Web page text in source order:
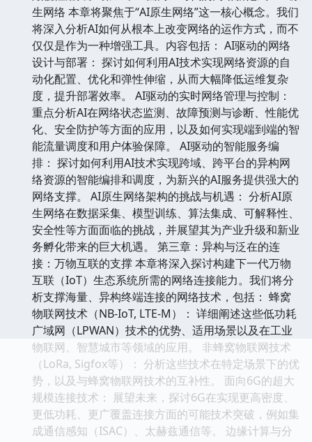
生网络 本章将聚焦于“AI原生网络”这一核心概念。我们
将深入分析AI如何从根本上改变网络的运作方式，而不
仅仅是作为一种增强工具。内容包括： AI驱动的网络
设计与部署： 探讨如何利用AI技术实现网络资源的自
动化配置、优化和弹性伸缩，从而大幅降低运维复杂
度，提升部署效率。 AI驱动的实时网络管理与控制：
重点分析AI在网络状态监测、故障预测与诊断、性能优
化、安全防护等方面的应用，以及如何实现端到端的智
能流量调度和用户体验保障。 AI驱动的智能服务编
排： 探讨如何利用AI技术实现跨域、跨平台的异构网
络资源的智能编排和调度，为新兴的AI服务提供强大的
网络支撑。 AI原生网络架构的挑战与机遇： 分析AI原
生网络在数据采集、模型训练、算法集成、可解释性、
安全性等方面面临的挑战，并展望其为产业升级和新业
务孵化带来的巨大机遇。 第三章：异构与泛在的连
接：万物互联的支撑 本章将深入探讨构建下一代万物
互联（IoT）生态系统所需的网络连接能力。我们将分
析支撑海量、异构终端连接的网络技术，包括： 蜂窝
物联网技术（NB-IoT, LTE-M）： 详细阐述这些低功耗
广域网（LPWAN）技术的优势、适用场景以及在工业
物联网、智慧城市等领域的应用。 非蜂窝物联网技术
（LoRa, Sigfox等）： 分析这些技术在特定场景下的优
势，以及与蜂窝物联网技术的互补性。 面向6G的超大
规模连接技术： 展望未来，探讨6G在实现更高密度、
更低功耗、更广覆盖连接方面的可能技术突破，例如集
成通信感知（ISAC）、太赫兹通信等。 边缘计算与分